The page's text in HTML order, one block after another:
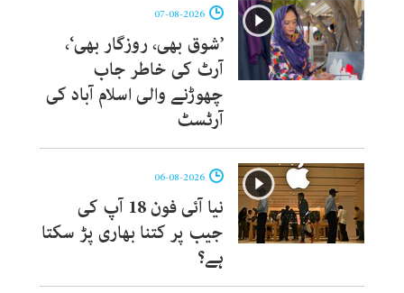
’شوق بھی، روزگار بھی‘،
آرٹ کی خاطر جاب
چھوڑنے والی اسلام آباد کی
آرٹسٹ
نیا آئی فون 18 آپ کی
جیب پر کتنا بھاری پڑ سکتا
ہے؟